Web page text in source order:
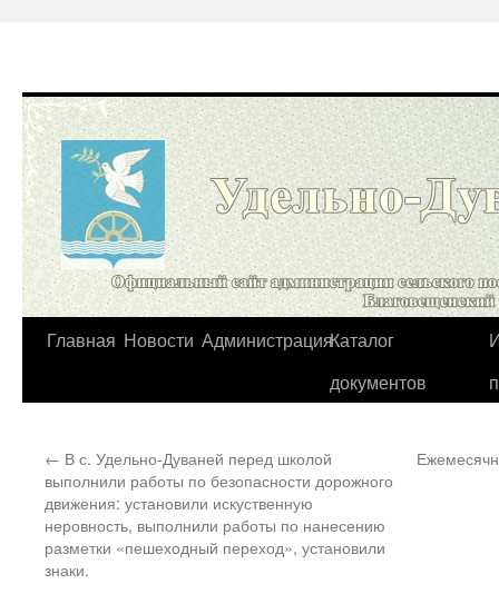
Перейти
Главная Новости АдминистрацияКаталог
документов
← В с. Удельно-Дуваней перед школой
выполнили работы по безопасности дорожного
движения: установили искуственную
неровность, выполнили работы по нанесению
разметки «пешеходный переход», установили
знаки.